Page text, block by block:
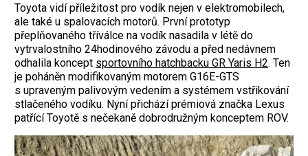
Toyota vidí příležitost pro vodík nejen v elektromobilech,
ale také u spalovacích motorů. První prototyp
přeplňovaného tříválce na vodík nasadila v létě do
vytrvalostního 24hodinového závodu a před nedávnem
odhalila koncept sportovního hatchbacku GR Yaris H2. Ten
je poháněn modifikovaným motorem G16E-GTS
s upraveným palivovým vedením a systémem vstřikování
stlačeného vodíku. Nyní přichází prémiová značka Lexus
patřící Toyotě s nečekaně dobrodružným konceptem ROV.